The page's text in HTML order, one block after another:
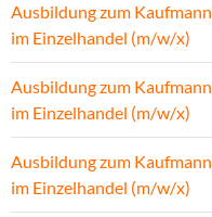
Ausbildung zum Kaufmann
im Einzelhandel (m/w/x)
Ausbildung zum Kaufmann
im Einzelhandel (m/w/x)
Ausbildung zum Kaufmann
im Einzelhandel (m/w/x)